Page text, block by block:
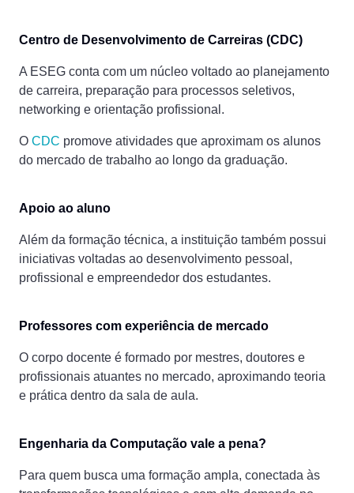
Centro de Desenvolvimento de Carreiras (CDC)
A ESEG conta com um núcleo voltado ao planejamento
de carreira, preparação para processos seletivos,
networking e orientação profissional.
O CDC promove atividades que aproximam os alunos
do mercado de trabalho ao longo da graduação.
Apoio ao aluno
Além da formação técnica, a instituição também possui
iniciativas voltadas ao desenvolvimento pessoal,
profissional e empreendedor dos estudantes.
Professores com experiência de mercado
O corpo docente é formado por mestres, doutores e
profissionais atuantes no mercado, aproximando teoria
e prática dentro da sala de aula.
Engenharia da Computação vale a pena?
Para quem busca uma formação ampla, conectada às